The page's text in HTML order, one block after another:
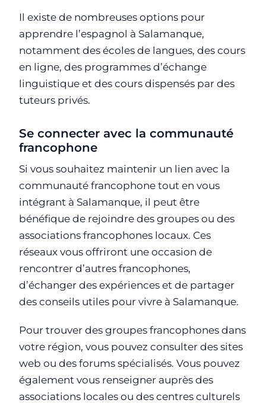
Il existe de nombreuses options pour
apprendre l’espagnol à Salamanque,
notamment des écoles de langues, des cours
en ligne, des programmes d’échange
linguistique et des cours dispensés par des
tuteurs privés.
Se connecter avec la communauté
francophone
Si vous souhaitez maintenir un lien avec la
communauté francophone tout en vous
intégrant à Salamanque, il peut être
bénéfique de rejoindre des groupes ou des
associations francophones locaux. Ces
réseaux vous offriront une occasion de
rencontrer d’autres francophones,
d’échanger des expériences et de partager
des conseils utiles pour vivre à Salamanque.
Pour trouver des groupes francophones dans
votre région, vous pouvez consulter des sites
web ou des forums spécialisés. Vous pouvez
également vous renseigner auprès des
associations locales ou des centres culturels